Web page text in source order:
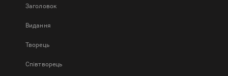
Заголовок
Bидання
Творець
Співтворець